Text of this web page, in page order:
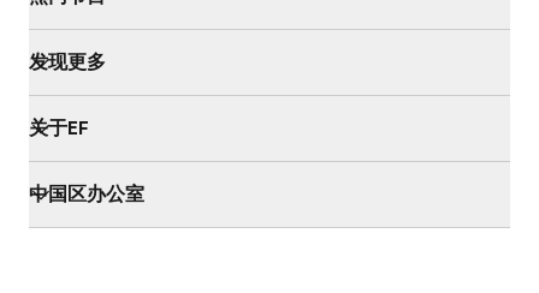
发现更多
关于EF
中国区办公室